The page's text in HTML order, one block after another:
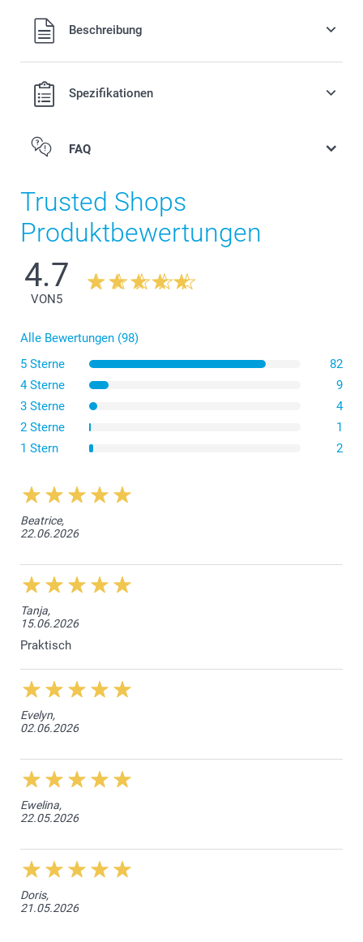
Alle Preise verstehen sich in Schweizer Franken (CHF) inkl.
MwSt. und zzgl. Versandkosten.
Beschreibung
Spezifikationen
FAQ
Trusted Shops
Produktbewertungen
4.7
VON5
Alle Bewertungen (98)
5 Sterne
82
4 Sterne
9
3 Sterne
4
2 Sterne
1
1 Stern
2
Beatrice,
22.06.2026
Tanja,
15.06.2026
Praktisch
Evelyn,
02.06.2026
Ewelina,
22.05.2026
Doris,
21.05.2026